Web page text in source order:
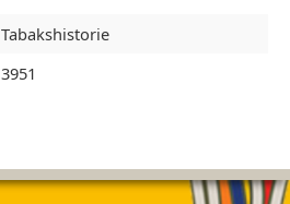
Tabakshistorie
3951